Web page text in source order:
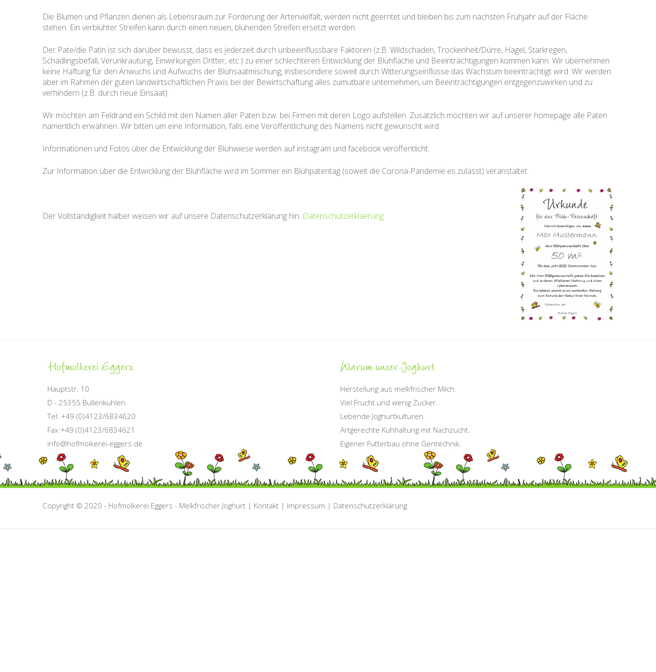
Die Blumen und Pflanzen dienen als Lebensraum zur Förderung der Artenvielfalt, werden nicht geerntet und bleiben bis zum nächsten Frühjahr auf der Fläche
stehen. Ein verblühter Streifen kann durch einen neuen, blühenden Streifen ersetzt werden.
Der Pate/die Patin ist sich darüber bewusst, dass es jederzeit durch unbeeinflussbare Faktoren (z.B. Wildschäden, Trockenheit/Dürre, Hagel, Starkregen,
Schädlingsbefall, Verunkrautung, Einwirkungen Dritter, etc.) zu einer schlechteren Entwicklung der Blühfläche und Beeinträchtigungen kommen kann. Wir übernehmen
keine Haftung für den Anwuchs und Aufwuchs der Blühsaatmischung, insbesondere soweit durch Witterungseinflüsse das Wachstum beeinträchtigt wird. Wir werden
aber im Rahmen der guten landwirtschaftlichen Praxis bei der Bewirtschaftung alles zumutbare unternehmen, um Beeinträchtigungen entgegenzuwirken und zu
verhindern (z.B. durch neue Einsaat).
Wir möchten am Feldrand ein Schild mit den Namen aller Paten bzw. bei Firmen mit deren Logo aufstellen. Zusätzlich möchten wir auf unserer homepage alle Paten
namentlich erwähnen. Wir bitten um eine Information, falls eine Veröffentlichung des Namens nicht gewünscht wird.
Informationen und Fotos über die Entwicklung der Blühwiese werden auf instagram und facebook veröffentlicht.
Zur Information über die Entwicklung der Blühfläche wird im Sommer ein Blühpatentag (soweit die Corona-Pandemie es zulässt) veranstaltet.
Der Vollständigkeit halber weisen wir auf unsere Datenschutzerklärung hin: Datenschutzerklaerung
Hofmolkerei Eggers
Hauptstr. 10
D - 25355 Bullenkuhlen
Tel: +49 (0)4123/6834620
Fax:+49 (0)4123/6834621
info@hofmolkerei-eggers.de
Warumunser Joghurt
Herstellung aus melkfrischer Milch.
Viel Frucht und wenig Zucker.
Lebende Joghurtkulturen.
Artgerechte Kuhhaltung mit Nachzucht.
Eigener Futterbau ohne Gentechnik.
Copyright © 2020 - Hofmolkerei Eggers - Melkfrischer Joghurt | Kontakt | Impressum | Datenschutzerklärung